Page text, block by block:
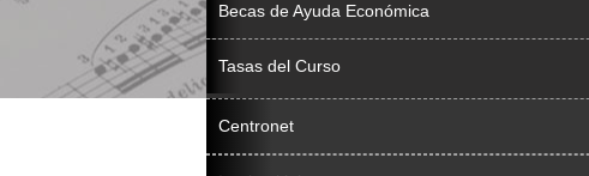
Becas de Ayuda Económica
Tasas del Curso
Centronet